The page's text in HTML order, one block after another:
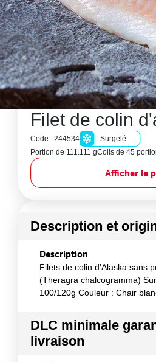
Filet de colin
Code : 244534
Surgelé
Portion de 111.111 gColis de 45
Afficher le
Description et
Description
Filets de colin d'Alaska sans
(Theragra chalcogramma)
100/120g Couleur : Chair
DLC minimale
livraison